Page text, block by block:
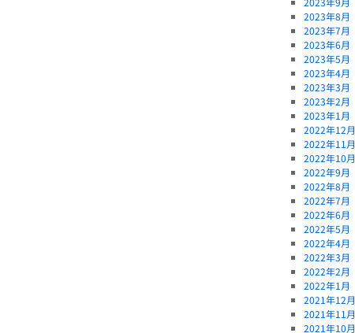
2023年8月
2023年7月
2023年6月
2023年5月
2023年4月
2023年3月
2023年2月
2023年1月
2022年12月
2022年11月
2022年10月
2022年9月
2022年8月
2022年7月
2022年6月
2022年5月
2022年4月
2022年3月
2022年2月
2022年1月
2021年12月
2021年11月
2021年10月